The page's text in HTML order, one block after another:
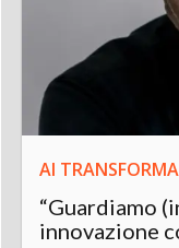
AI
“Guardiamo
innovazione